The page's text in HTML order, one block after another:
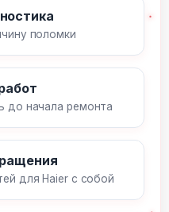
поломки
до начала ремонта
для Haier с собой